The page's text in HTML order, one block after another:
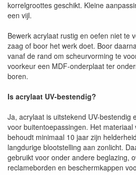
korrelgroottes geschikt. Kleine
een vijl.
Bewerk acrylaat rustig en oefen niet te
zaag of boor het werk doet. Boor
vanaf de rand om scheurvorming te
voorkeur een MDF-onderplaat ter
boren.
Is acrylaat UV-bestendig?
Ja, acrylaat is uitstekend UV-bestendig
voor buitentoepassingen. Het materiaal
behoudt minimaal 10 jaar zijn
langdurige blootstelling aan zonlicht.
gebruikt voor onder andere beglazing,
reclameborden en beschermkappen